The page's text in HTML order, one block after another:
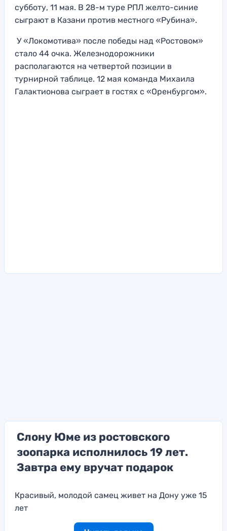
субботу, 11 мая. В 28-м туре РПЛ желто-синие
сыграют в Казани против местного «Рубина».
У «Локомотива» после победы над «Ростовом»
стало 44 очка. Железнодорожники
располагаются на четвертой позиции в
турнирной таблице. 12 мая команда Михаила
Галактионова сыграет в гостях с «Оренбургом».
Слону Юме из ростовского
зоопарка исполнилось 19 лет.
Завтра ему вручат подарок
Красивый, молодой самец живет на Дону уже 15
лет